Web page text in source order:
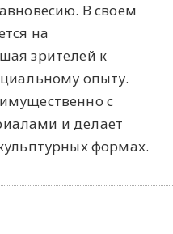
В своем
на
зрителей к
опыту.
с
и делает
формах.